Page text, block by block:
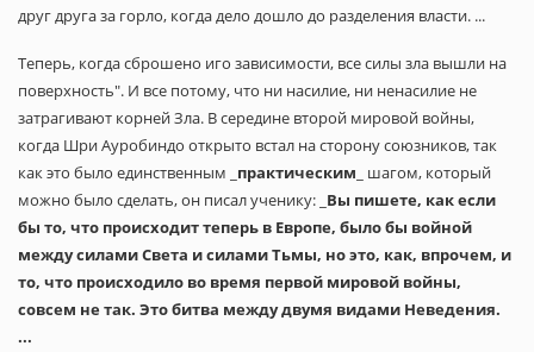
друг друга за горло, когда дело дошло до разделения власти. ...
Теперь, когда сброшено иго зависимости, все силы зла вышли на
поверхность". И все потому, что ни насилие, ни ненасилие не
затрагивают корней Зла. В середине второй мировой войны,
когда Шри Ауробиндо открыто встал на сторону союзников, так
как это было единственным _ практическим _ шагом, который
можно было сделать, он писал ученику: _ Вы пишете, как если
бы то, что происходит теперь в Европе, было бы войной
между силами Света и силами Тьмы, но это, как, впрочем, и
то, что происходило во время первой мировой войны,
совсем не так. Это битва между двумя видами Неведения.
...